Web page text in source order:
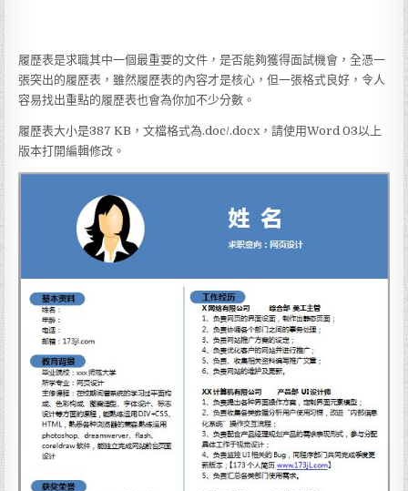
履歷表是求職其中一個最重要的文件，是否能夠獲得面試機會，全憑一
張突出的履歷表，雖然履歷表的內容才是核心，但一張格式良好，令人
容易找出重點的履歷表也會為你加不少分數。
履歷表大小是387 KB，文檔格式為.doc/.docx，請使用Word 03以上
版本打開編輯修改。